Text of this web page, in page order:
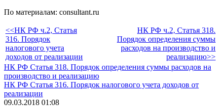
По материалам: consultant.ru
<<НК РФ ч.2, Статья
316. Порядок
налогового учета
доходов от реализации
НК РФ ч.2, Статья 318.
Порядок определения суммы
расходов на производство и
реализацию>>
НК РФ Статья 318. Порядок определения суммы расходов на
производство и реализацию
НК РФ Статья 316. Порядок налогового учета доходов от
реализации
09.03.2018 01:08